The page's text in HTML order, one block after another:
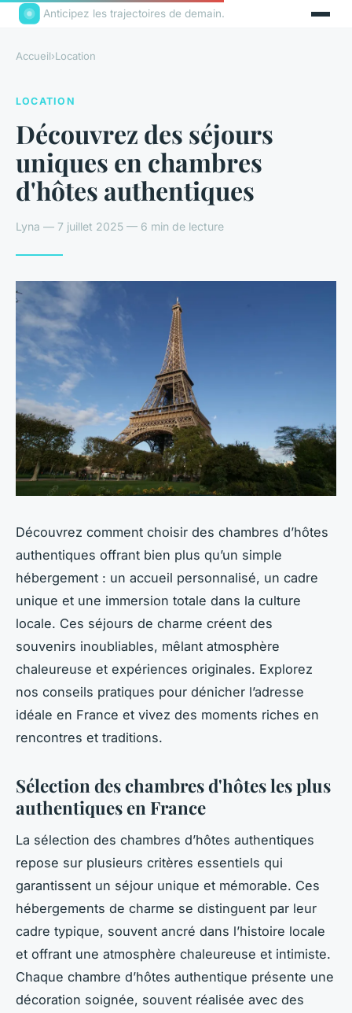
Anticipez les trajectoires de demain.
Accueil›Location
LOCATION
Découvrez des séjours
uniques en chambres
d'hôtes authentiques
Lyna — 7 juillet 2025 — 6 min de lecture
Découvrez comment choisir des chambres d’hôtes
authentiques offrant bien plus qu’un simple
hébergement : un accueil personnalisé, un cadre
unique et une immersion totale dans la culture
locale. Ces séjours de charme créent des
souvenirs inoubliables, mêlant atmosphère
chaleureuse et expériences originales. Explorez
nos conseils pratiques pour dénicher l’adresse
idéale en France et vivez des moments riches en
rencontres et traditions.
Sélection des chambres d'hôtes les plus
authentiques en France
La sélection des chambres d’hôtes authentiques
repose sur plusieurs critères essentiels qui
garantissent un séjour unique et mémorable. Ces
hébergements de charme se distinguent par leur
cadre typique, souvent ancré dans l’histoire locale
et offrant une atmosphère chaleureuse et intimiste.
Chaque chambre d’hôtes authentique présente une
décoration soignée, souvent réalisée avec des